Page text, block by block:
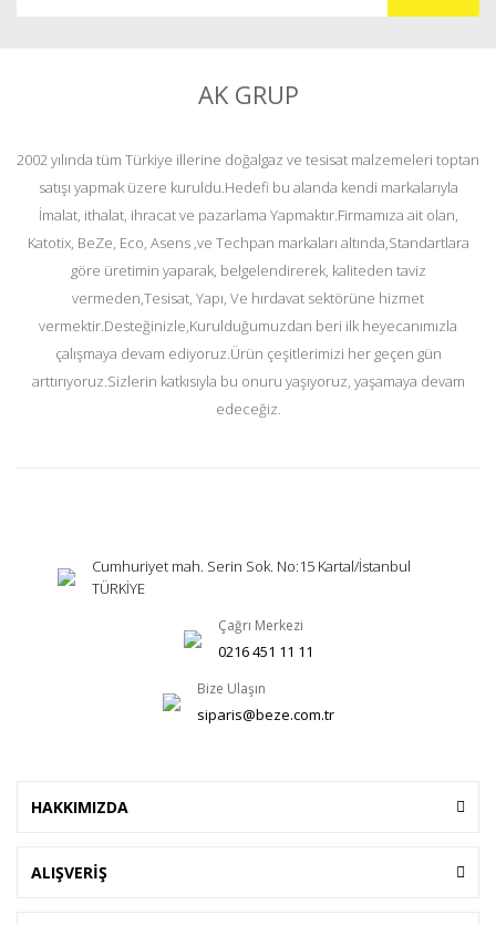
AK GRUP
2002 yılında tüm Türkiye illerine doğalgaz ve tesisat malzemeleri toptan
satışı yapmak üzere kuruldu.Hedefi bu alanda kendi markalarıyla
İmalat, ithalat, ihracat ve pazarlama Yapmaktır.Firmamıza ait olan,
Katotix, BeZe, Eco, Asens ,ve Techpan markaları altında,Standartlara
göre üretimin yaparak, belgelendirerek, kaliteden taviz
vermeden,Tesisat, Yapı, Ve hırdavat sektörüne hizmet
vermektir.Desteğinizle,Kurulduğumuzdan beri ilk heyecanımızla
çalışmaya devam ediyoruz.Ürün çeşitlerimizi her geçen gün
arttırıyoruz.Sizlerin katkısıyla bu onuru yaşıyoruz, yaşamaya devam
edeceğiz.
Cumhuriyet mah. Serin Sok. No:15 Kartal/İstanbul
TÜRKİYE
Çağrı Merkezi
0216 451 11 11
Bize Ulaşın
siparis@beze.com.tr
HAKKIMIZDA
ALIŞVERİŞ